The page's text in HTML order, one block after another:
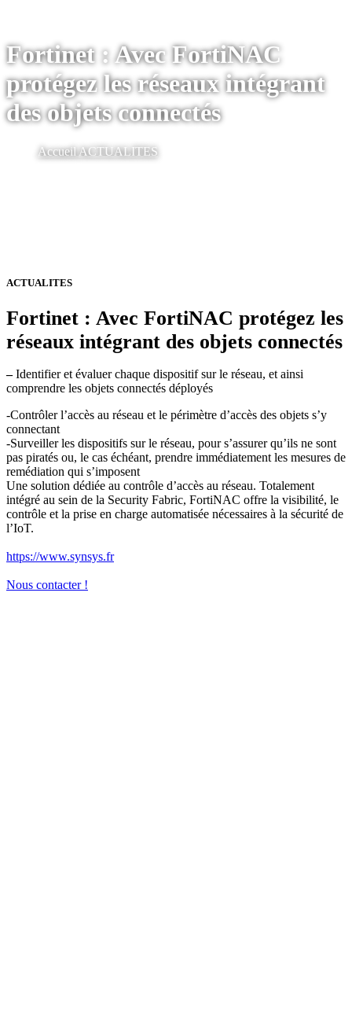
Fortinet : Avec FortiNAC
protégez les réseaux intégrant
des objets connectés
AccueilACTUALITES
ACTUALITES
Fortinet : Avec FortiNAC protégez les
réseaux intégrant des objets connectés
–Identifier et évaluer chaque dispositif sur le réseau, et ainsi
comprendre les objets connectés déployés
-Contrôler l’accès au réseau et le périmètre d’accès des objets s’y
connectant
-Surveiller les dispositifs sur le réseau, pour s’assurer qu’ils ne sont
pas piratés ou, le cas échéant, prendre immédiatement les mesures de
remédiation qui s’imposent
Une solution dédiée au contrôle d’accès au réseau. Totalement
intégré au sein de la Security Fabric, FortiNAC offre la visibilité, le
contrôle et la prise en charge automatisée nécessaires à la sécurité de
l’IoT.
https://www.synsys.fr
Nous contacter !